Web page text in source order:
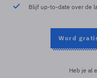
Blijf up-to-date over de
Word
Heb je al